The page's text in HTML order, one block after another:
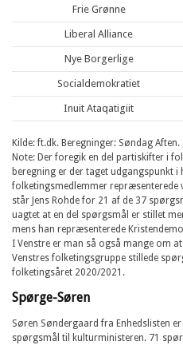
Frie Grønne
Liberal Alliance
Nye Borgerlige
Socialdemokratiet
Inuit Ataqatigiit
Kilde: ft.dk. Beregninger: Søndag Aften.
Note: Der foregik en del partiskifter i
beregning er der taget udgangspunkt i
folketingsmedlemmer repræsenterede
står Jens Rohde for 21 af de 37
uagtet at en del spørgsmål er stillet
mens han repræsenterede
I Venstre er man så også mange om
Venstres folketingsgruppe stillede
folketingsåret 2020/2021.
Spørge-Søren
Søren Søndergaard fra Enhedslisten
spørgsmål til kulturministeren. 71